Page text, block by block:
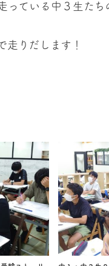
ている中３生たち
走りだします！